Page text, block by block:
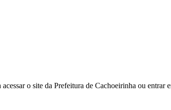
o site da Prefeitura de Cachoeirinha ou